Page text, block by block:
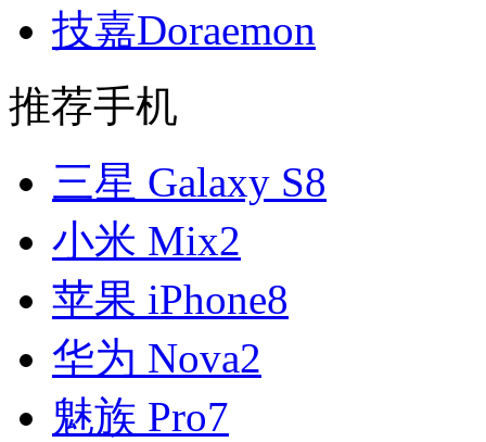
技嘉Doraemon
推荐手机
三星 Galaxy S8
小米 Mix2
苹果 iPhone8
华为 Nova2
魅族 Pro7